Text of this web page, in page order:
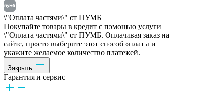
\"Оплата частями\" от ПУМБ
Покупайте товары в кредит с помощью услуги
\"Оплата частями\" от ПУМБ. Оплачивая заказ на
сайте, просто выберите этот способ оплаты и
укажите желаемое количество платежей.
Закрыть
Гарантия и сервис